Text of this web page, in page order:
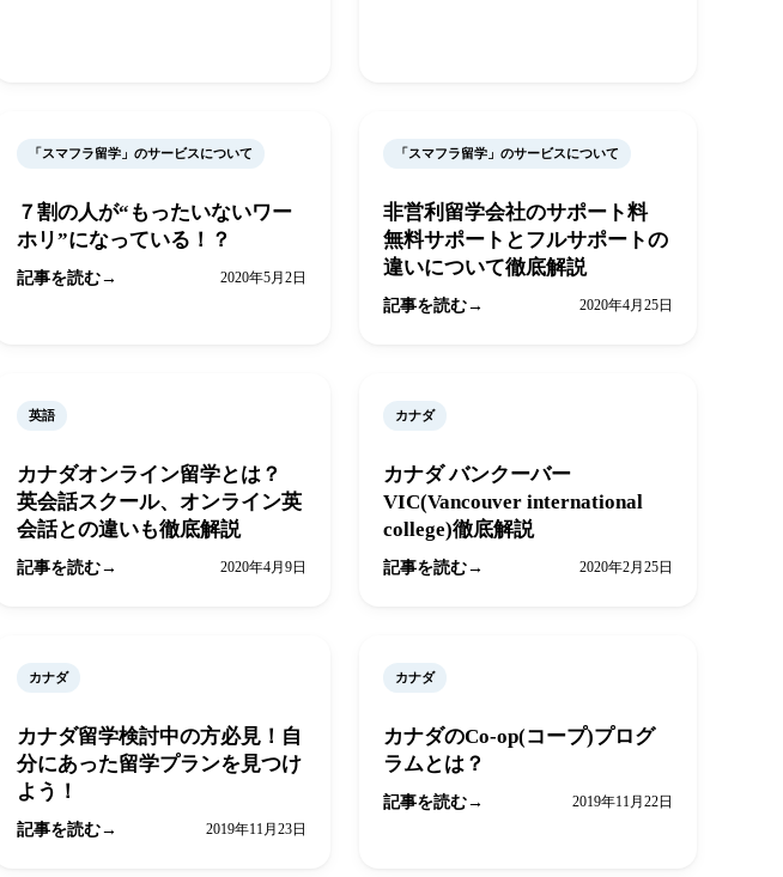
「スマフラ留学」のサービスについて
７割の人が“もったいないワー
ホリ”になっている！？
記事を読む 2020年5月2日
「スマフラ留学」のサービスについて
非営利留学会社のサポート料
無料サポートとフルサポートの
違いについて徹底解説
記事を読む 2020年4月25日
英語
カナダオンライン留学とは？
英会話スクール、オンライン英
会話との違いも徹底解説
記事を読む 2020年4月9日
カナダ
カナダ バンクーバー
VIC(Vancouver international
college)徹底解説
記事を読む 2020年2月25日
カナダ
カナダ留学検討中の方必見！自
分にあった留学プランを見つけ
よう！
記事を読む 2019年11月23日
カナダ
カナダのCo-op(コープ)プログ
ラムとは？
記事を読む 2019年11月22日